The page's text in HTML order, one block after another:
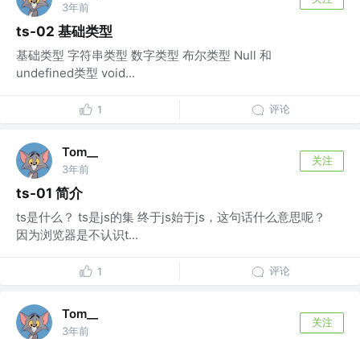
3年前
ts-02 基础类型
基础类型 字符串类型 数字类型 布尔类型 Null 和
undefined类型 void...
1 评论
Tom__
3年前
关注
ts-01 简介
ts是什么？ ts是js的集 终于js始于js，这句话什么意思呢？
因为浏览器是不认识t...
1 评论
Tom__
3年前
关注